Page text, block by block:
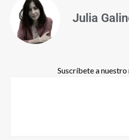
Julia
Suscríbete a